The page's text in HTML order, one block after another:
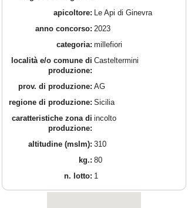
apicoltore:
Le Api di Ginevra
anno concorso: 2023
categoria: millefiori
località e/o comune di
produzione:
Casteltermini
prov. di produzione: AG
regione di produzione: Sicilia
caratteristiche zona di
produzione:
incolto
altitudine (mslm): 310
kg.: 80
n. lotto: 1